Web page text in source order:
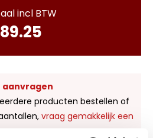
incl BTW
89.25
producten bestellen of
vraag gemakkelijk een